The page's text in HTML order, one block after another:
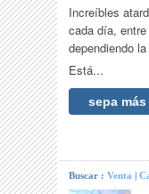
Increíbles
cada día,
dependiendo
Está...
sepa más
Buscar :Venta |